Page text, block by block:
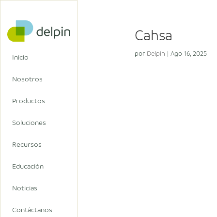
Inicio
Nosotros
Productos
Soluciones
Recursos
Educación
Noticias
Contáctanos
Cahsa
por Delpin |Ago 16, 2025